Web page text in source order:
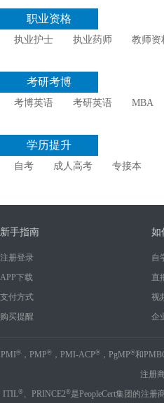
职业资格
执业护士 执业药师 教师资
考研考博
考博英语 考研英语 MBA
学历提升
自考 成人高考 专接本
新手指南
注册登录
APP下载
支付方式
购买提醒
如
自
直
视
企
PMI ®，PMP®，PMI-ACP®，PgMP®和
注册
ITIL®、PRINCE2®是PeopleCert集团的注册